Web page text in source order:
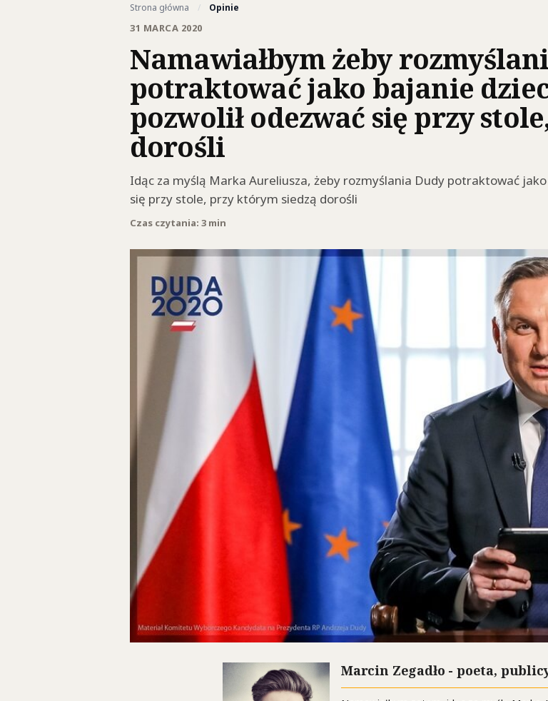
Strona główna / Opinie
31 MARCA 2020
Namawiałbym żeby
potraktować jako bajanie
pozwolił odezwać się przy
dorośli
Idąc za myślą Marka Aureliusza, żeby rozmyślania Dudy potraktować
się przy stole, przy którym siedzą dorośli
Czas czytania: 3 min
Marcin Zegadło - poeta,